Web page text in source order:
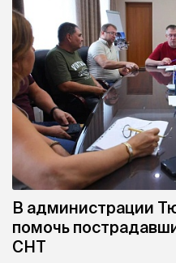
В администрации
помочь
СНТ